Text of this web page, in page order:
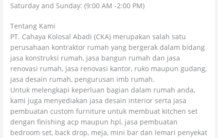
Saturday and Sunday: (9:00 AM -2:00 PM)
Tentang Kami
PT. Cahaya Kolosal Abadi (CKA) merupakan salah satu
perusahaan kontraktor rumah yang bergerak dalam bidang
jasa konstruksi rumah, jasa bangun rumah dan jasa
renovasi rumah, jasa renovasi kantor, ruko maupun gudang,
jasa desain rumah, pengurusan imb rumah.
Untuk melengkapi keperluan bagian dalam rumah anda,
kami juga menyediakan jasa desain interior serta jasa
pembuatan custom furniture untuk membuat kitchen set
dengan finishing acp maupun hpl, jasa pembuatan
bedroom set, back drop, meja, mini bar dan lemari penyekat